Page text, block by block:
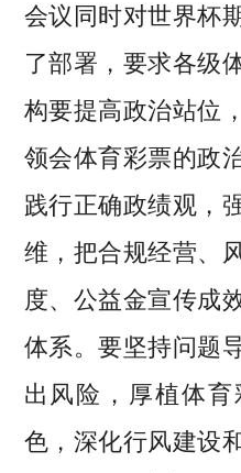
会议同时对世界杯
了部署，要求各级
构要提高政治站位
领会体育彩票的政
践行正确政绩观，
维，把合规经营、
度、公益金宣传成
体系。要坚持问题
出风险，厚植体
色，深化行风建设